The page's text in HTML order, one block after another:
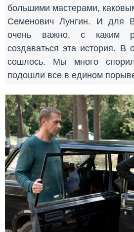
большими мастерами,
Семенович Лунгин. И для
очень важно, с каким
создаваться эта история.
сошлось. Мы много
подошли все в едином